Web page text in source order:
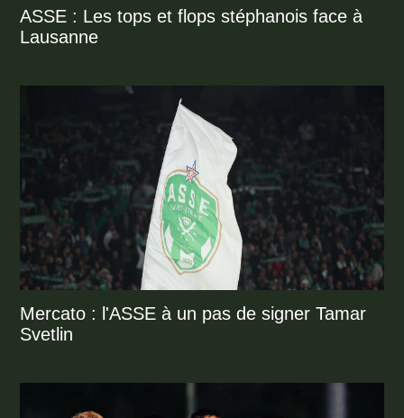
ASSE : Les tops et flops stéphanois face à
Lausanne
Mercato : l'ASSE à un pas de signer Tamar
Svetlin